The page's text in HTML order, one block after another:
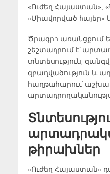
«Ուժեղ Հայաստան»,
«Միավորված հայեր»
Ծրագրի առանցքում
շեշտադրում է՝
տնտեսություն,
զբաղվածություն և
հաղթահարում
թիրախներ
«Ուժեղ Հայաստան»